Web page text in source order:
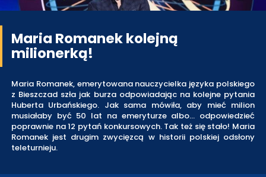
Maria Romanek kolejną
milionerką!
Maria Romanek, emerytowana nauczycielka języka polskiego
z Bieszczad szła jak burza odpowiadając na kolejne pytania
Huberta Urbańskiego. Jak sama mówiła, aby mieć milion
musiałaby być 50 lat na emeryturze albo… odpowiedzieć
poprawnie na 12 pytań konkursowych. Tak też się stało! Maria
Romanek jest drugim zwycięzcą w historii polskiej odsłony
teleturnieju.